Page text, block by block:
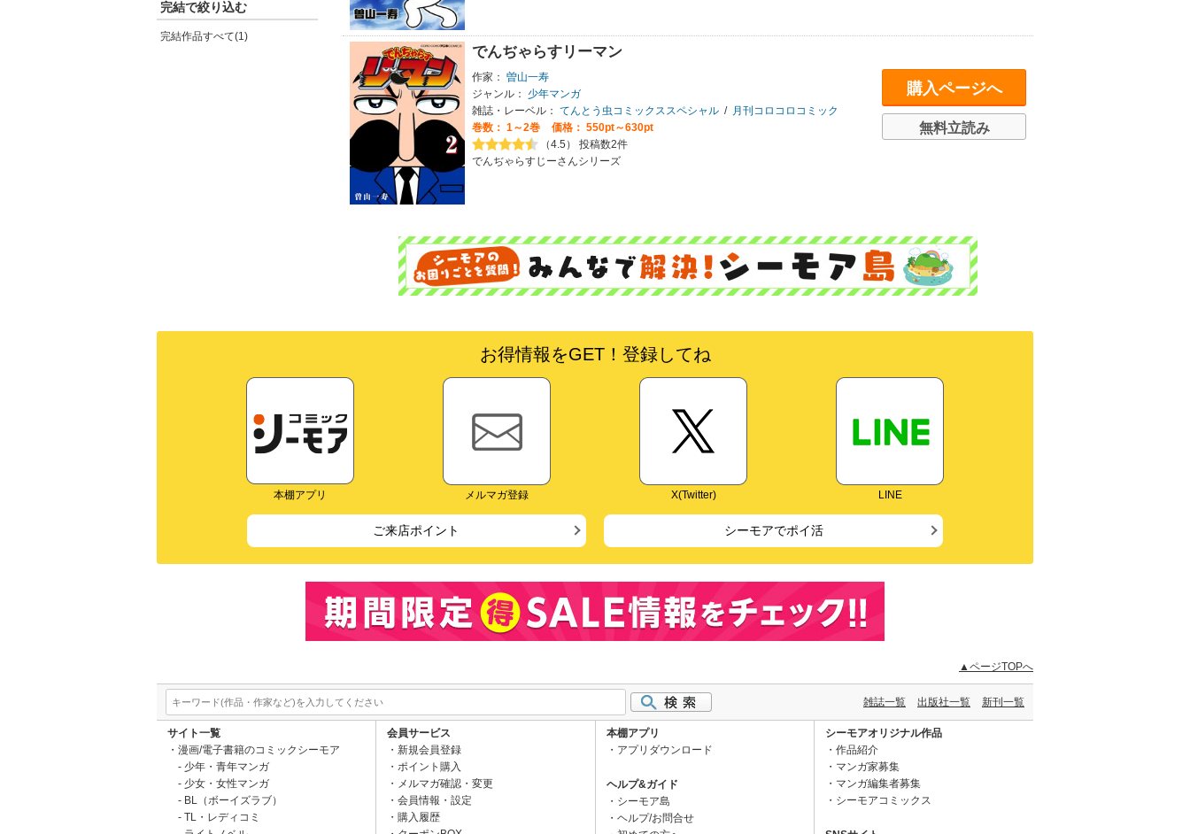
完結で絞り込む
完結作品すべて(1)
でんぢゃらすリーマン
作家： 曽山一寿
ジャンル：
少年マンガ
雑誌・レーベル： てんとう虫コミックススペシャル /
月刊コロコロコミック
巻数： 1～2巻
価格： 550pt～630pt
（4.5） 投稿数2件
でんぢゃらすじーさんシリーズ
購入ページへ
無料立読み
お得情報をGET！登録してね
本棚アプリ メルマガ登録 X(Twitter) LINE
ご来店ポイント シーモアでポイ活
▲ページTOPへ
雑誌一覧 出版社一覧 新刊一覧
サイト一覧
漫画/電子書籍のコミックシーモア
少年・青年マンガ
少女・女性マンガ
BL（ボーイズラブ）
TL・レディコミ
会員サービス
新規会員登録
ポイント購入
メルマガ確認・変更
会員情報・設定
購入履歴
本棚アプリ
アプリダウンロード
ヘルプ&ガイド
シーモア島
ヘルプ/お問合せ
シーモアオリジナル作品
作品紹介
マンガ家募集
マンガ編集者募集
シーモアコミックス